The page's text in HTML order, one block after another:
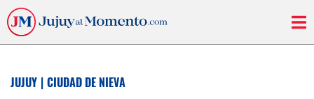
JUJUY | CIUDAD DE NIEVA